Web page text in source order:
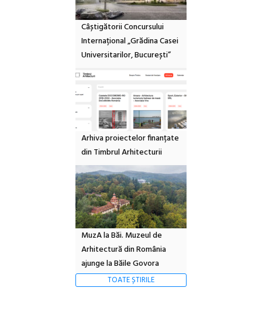
Câștigătorii Concursului
Internațional „Grădina Casei
Universitarilor, București”
Arhiva proiectelor finanțate
din Timbrul Arhitecturii
MuzA la Băi. Muzeul de
Arhitectură din România
ajunge la Băile Govora
TOATE ȘTIRILE